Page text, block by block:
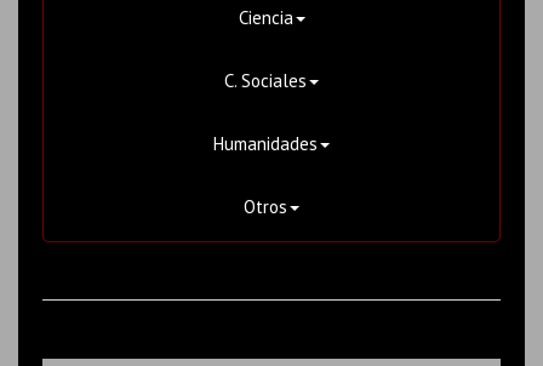
Ciencia
C. Sociales
Humanidades
Otros